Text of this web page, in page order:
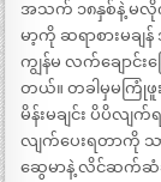
အသက် ၁၈နှစ်နဲ့ မလို
မာ့ကို ဆရာစားမချ
ကျွန်မ လက်ချောင်း
တယ်။ တခါမှမကြုံဖူ
မိန်းမချင်း ပိပိလ
လျက်ပေးရတာကို သာ
ဆွေမာနဲ့ လိင်ဆက်ဆံ